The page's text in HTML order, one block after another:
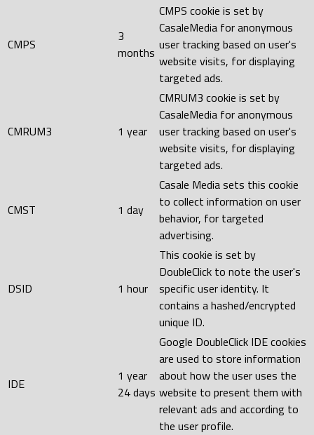
CMPS
3
months
CMPS cookie is set by
CasaleMedia for anonymous
user tracking based on user's
website visits, for displaying
targeted ads.
CMRUM3 1 year
CMRUM3 cookie is set by
CasaleMedia for anonymous
user tracking based on user's
website visits, for displaying
targeted ads.
CMST 1 day
Casale Media sets this cookie
to collect information on user
behavior, for targeted
advertising.
DSID 1 hour
This cookie is set by
DoubleClick to note the user's
specific user identity. It
contains a hashed/encrypted
unique ID.
IDE
1 year
24 days
Google DoubleClick IDE cookies
are used to store information
about how the user uses the
website to present them with
relevant ads and according to
the user profile.